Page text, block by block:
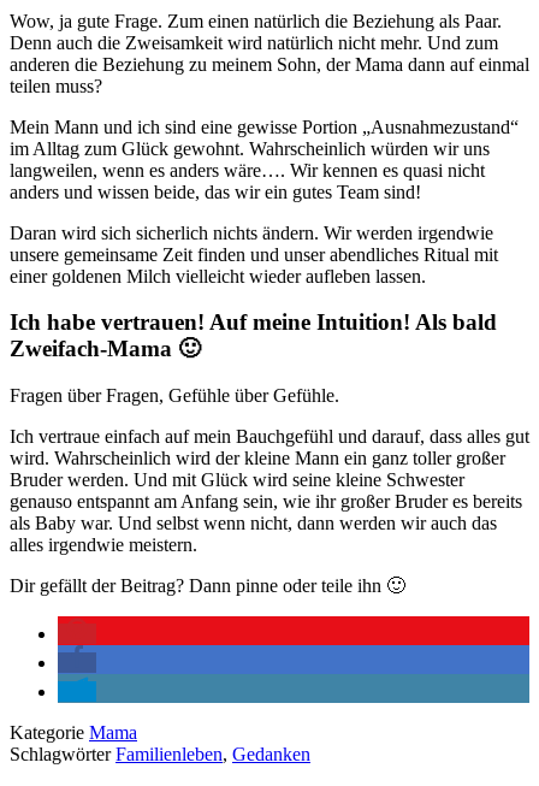
Wow, ja gute Frage. Zum einen natürlich die Beziehung als Paar.
Denn auch die Zweisamkeit wird natürlich nicht mehr. Und zum
anderen die Beziehung zu meinem Sohn, der Mama dann auf einmal
teilen muss?
Mein Mann und ich sind eine gewisse Portion „Ausnahmezustand“
im Alltag zum Glück gewohnt. Wahrscheinlich würden wir uns
langweilen, wenn es anders wäre…. Wir kennen es quasi nicht
anders und wissen beide, das wir ein gutes Team sind!
Daran wird sich sicherlich nichts ändern. Wir werden irgendwie
unsere gemeinsame Zeit finden und unser abendliches Ritual mit
einer goldenen Milch vielleicht wieder aufleben lassen.
Ich habe vertrauen! Auf meine Intuition! Als bald
Zweifach-Mama 🙂
Fragen über Fragen, Gefühle über Gefühle.
Ich vertraue einfach auf mein Bauchgefühl und darauf, dass alles gut
wird. Wahrscheinlich wird der kleine Mann ein ganz toller großer
Bruder werden. Und mit Glück wird seine kleine Schwester
genauso entspannt am Anfang sein, wie ihr großer Bruder es bereits
als Baby war. Und selbst wenn nicht, dann werden wir auch das
alles irgendwie meistern.
Dir gefällt der Beitrag? Dann pinne oder teile ihn 🙂
Kategorie Mama
SchlagwörterFamilienleben, Gedanken